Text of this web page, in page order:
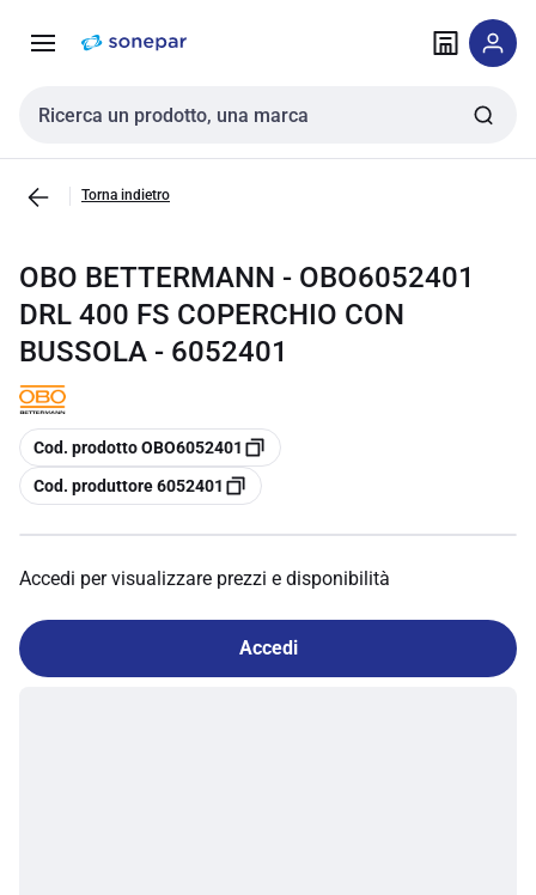
navigazione alla
Cerca input
Torna indietro
OBO BETTERMANN - OBO6052401
DRL 400 FS COPERCHIO CON
BUSSOLA - 6052401
copia
Cod. prodotto OBO6052401
copia
Cod. produttore 6052401
Accedi per visualizzare prezzi e disponibilità
Accedi